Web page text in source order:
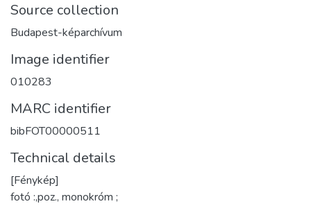
Source collection
Budapest-képarchívum
Image identifier
010283
MARC identifier
bibFOT00000511
Technical details
[Fénykép]
fotó :,poz., monokróm ;